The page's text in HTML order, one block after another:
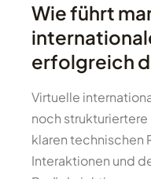
Wie führt
erfolgreich
Virtuelle
noch
klaren technischen
Interaktionen und